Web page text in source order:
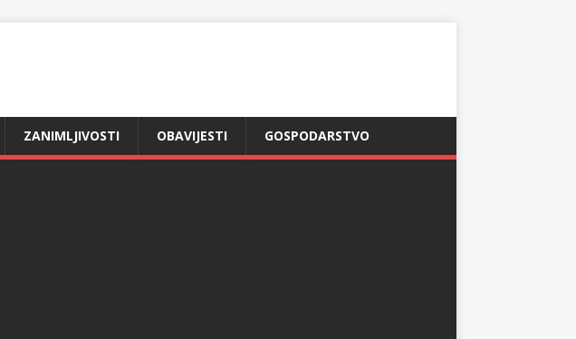
ZANIMLJIVOSTI OBAVIJESTI GOSPODARSTVO